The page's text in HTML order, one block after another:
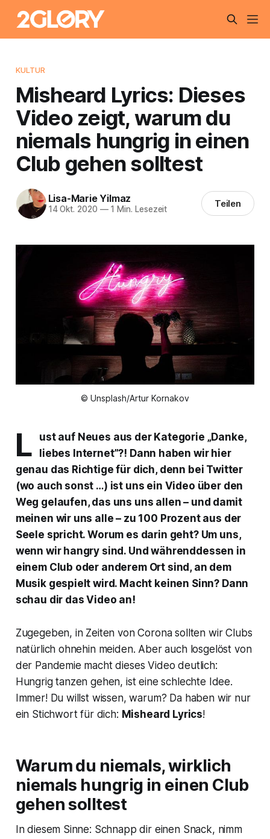
KULTUR
Misheard Lyrics: Dieses
Video zeigt, warum du
niemals hungrig in einen
Club gehen solltest
Lisa-Marie Yilmaz
14 Okt. 2020 —1 Min. Lesezeit Teilen
© Unsplash/Artur Kornakov
L
ust auf Neues aus der Kategorie „Danke,
liebes Internet”?! Dann haben wir hier
genau das Richtige für dich, denn bei Twitter
(wo auch sonst …) ist uns ein Video über den
Weg gelaufen, das uns uns allen – und damit
meinen wir uns alle – zu 100 Prozent aus der
Seele spricht. Worum es darin geht? Um uns,
wenn wir hangry sind. Und währenddessen in
einem Club oder anderem Ort sind, an dem
Musik gespielt wird. Macht keinen Sinn? Dann
schau dir das Video an!
Zugegeben, in Zeiten von Corona sollten wir Clubs
natürlich ohnehin meiden. Aber auch losgelöst von
der Pandemie macht dieses Video deutlich:
Hungrig tanzen gehen, ist eine schlechte Idee.
Immer! Du willst wissen, warum? Da haben wir nur
ein Stichwort für dich: Misheard Lyrics!
Warum du niemals, wirklich
niemals hungrig in einen Club
gehen solltest
In diesem Sinne: Schnapp dir einen Snack, nimm